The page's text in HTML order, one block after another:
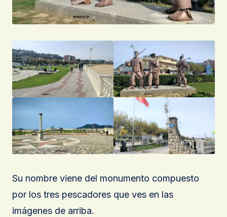
Su nombre viene del monumento compuesto
por los tres pescadores que ves en las
imágenes de arriba.